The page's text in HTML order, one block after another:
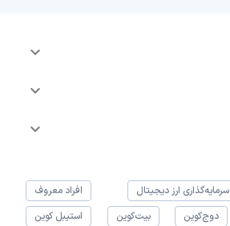
سرمایه‌گذاری ارز دیجیتال
افراد معروف
دوج‌کوین بیت‌کوین استیبل کوین